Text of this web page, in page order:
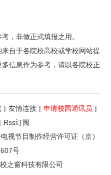
，非做正式填报之用。
自于各院校高校或学校网站提
信息作为参考，请以各院校正
| 友情连接 | 申请校园通讯员 |
| Rss订阅
视节目制作经营许可证（京）
号
之窗科技有限公司